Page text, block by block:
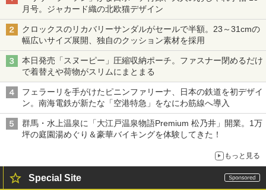
月号。ジャカード織の北欧猫デザイン
クロックスのリカバリーサンダルがセールで半額。23～31cmの
幅広いサイズ展開、独自のクッション素材を採用
本日発売「スヌーピー」圧縮収納ポーチ。ファスナー閉めるだけ
で着替えや荷物がスリムにまとまる
フェラーリを手がけたピニンファリーナ、日本の鉄道を初デザイ
ン。南海電鉄が新たな「空港特急」をなにわ筋線へ導入
群馬・水上温泉に「大江戸温泉物語Premium 松乃井」開業。1万
坪の庭園湯めぐり＆豪華バイキングを体験してきた！
もっと見る
Special Site